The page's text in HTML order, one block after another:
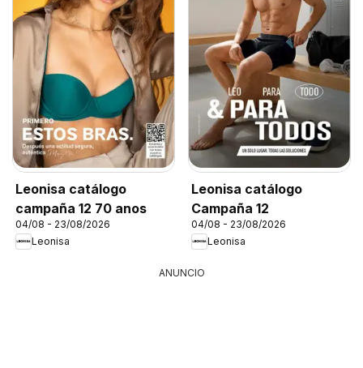
Leonisa catálogo
campaña 12 70 anos
04/08 - 23/08/2026
Leonisa
Leonisa catálogo
Campaña 12
04/08 - 23/08/2026
Leonisa
ANUNCIO